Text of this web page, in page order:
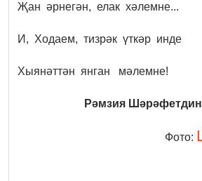
Җан әрнегән, елак хәлемне...
И, Ходаем, тизрәк үткәр инде
Хыянәттән янган мәлемне!
Рәмзия
Фото: